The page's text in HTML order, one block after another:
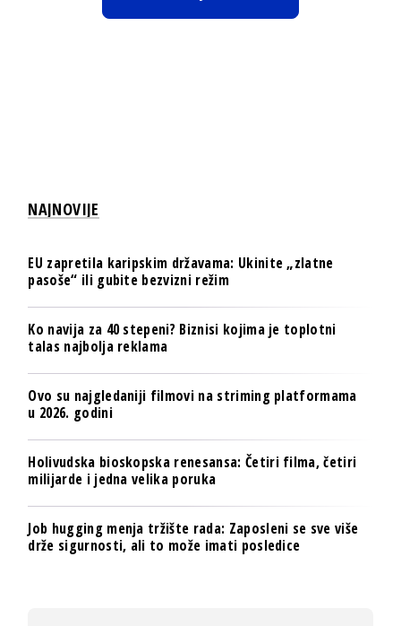
NAJNOVIJE
EU zapretila karipskim državama: Ukinite „zlatne
pasoše“ ili gubite bezvizni režim
Ko navija za 40 stepeni? Biznisi kojima je toplotni
talas najbolja reklama
Ovo su najgledaniji filmovi na striming platformama
u 2026. godini
Holivudska bioskopska renesansa: Četiri filma, četiri
milijarde i jedna velika poruka
Job hugging menja tržište rada: Zaposleni se sve više
drže sigurnosti, ali to može imati posledice